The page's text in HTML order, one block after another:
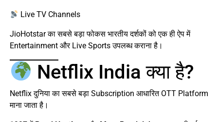
Live TV Channels
JioHotstar का सबसे बड़ा फोकस भारतीय दर्शकों को एक ही ऐप में
Entertainment और Live Sports उपलब्ध कराना है।
Netflix India क्या है?
Netflix दुनिया का सबसे बड़ा Subscription आधारित OTT Platform
माना जाता है।